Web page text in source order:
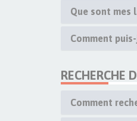
Que sont mes
Comment
RECHERCHE
Comment